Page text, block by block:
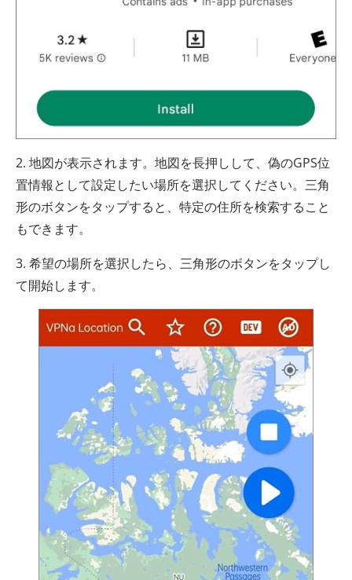
2. 地図が表示されます。地図を長押しして、偽のGPS位
置情報として設定したい場所を選択してください。三角
形のボタンをタップすると、特定の住所を検索すること
もできます。
3. 希望の場所を選択したら、三角形のボタンをタップし
て開始します。